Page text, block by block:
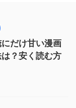
だけ甘い漫画
？安く読む方